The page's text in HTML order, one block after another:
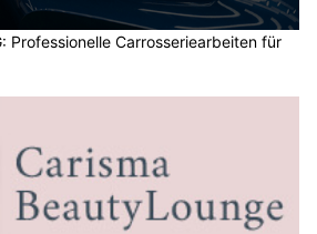
Professionelle Carrosseriearbeiten für